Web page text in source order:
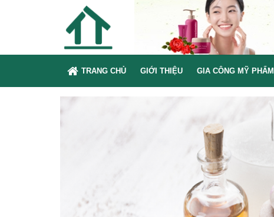
TRANG CHỦ GIỚI THIỆU GIA CÔNG MỸ PHẨM